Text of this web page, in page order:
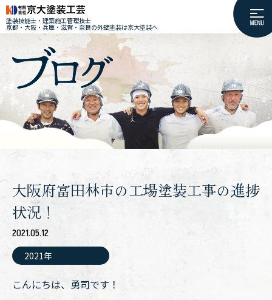
塗装技能士・建築施工管理技士
京都・大阪・兵庫・滋賀・奈良の外壁塗装は京大塗装へ
大阪府富田林市の工場塗装工事の進捗
状況！
2021.05.12
2021年
こんにちは、勇司です！